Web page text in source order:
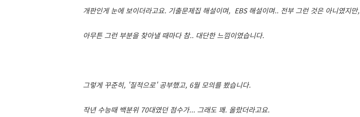
개판인게 눈에 보이더라고요. 기출문제집 해설이며, EBS 해설이며.. 전부 그런 것은 아니였지만,
아무튼 그런 부분을 찾아낼 때마다 참.. 대단한 느낌이였습니다.
그렇게 꾸준히, '질적으로' 공부했고, 6월 모의를 봤습니다.
작년 수능때 백분위 70대였던 점수가... 그래도 꽤. 올랐더라고요.